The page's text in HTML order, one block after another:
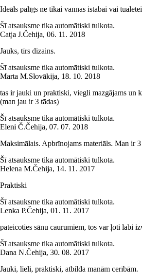
Ideāls palīgs ne tikai vannas istabai vai tualetei
Šī atsauksme tika automātiski tulkota.
Catja J.Čehija, 06. 11. 2018
Jauks, tīrs dizains.
Šī atsauksme tika automātiski tulkota.
Marta M.Slovākija, 18. 10. 2018
tas ir jauki un praktiski, viegli mazgājams un
(man jau ir 3 tādas)
Šī atsauksme tika automātiski tulkota.
Eleni Č.Čehija, 07. 07. 2018
Maksimālais. Apbrīnojams materiāls. Man ir
Šī atsauksme tika automātiski tulkota.
Helena M.Čehija, 14. 11. 2017
Praktiski
Šī atsauksme tika automātiski tulkota.
Lenka P.Čehija, 01. 11. 2017
pateicoties sānu caurumiem, tos var ļoti labi
Šī atsauksme tika automātiski tulkota.
Dana N.Čehija, 30. 08. 2017
Jauki, lieli, praktiski, atbilda manām cerībām.